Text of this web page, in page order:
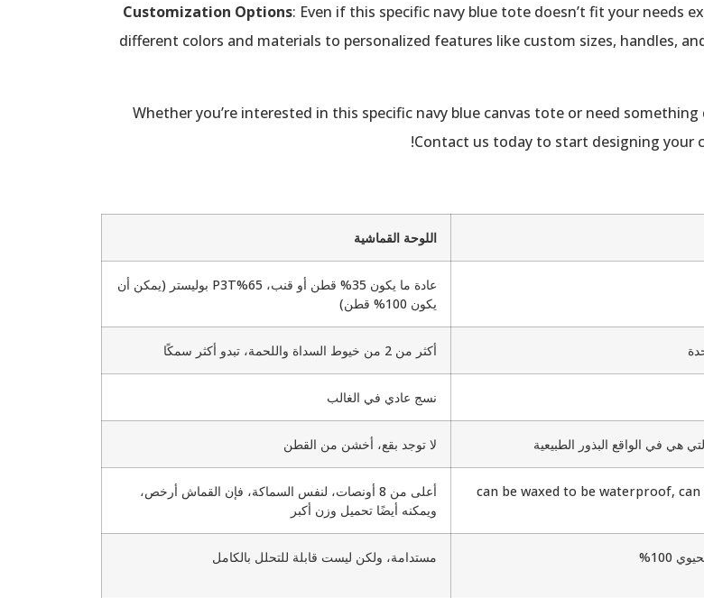
Customization Options: Even if this specific navy blue tote doesn’t fit your needs
different colors and materials to personalized features like custom sizes, handles,
: Whether you’re interested in this specific navy blue canvas tote or need
Contact us today to start designing your
اللوحة القماشية
عادة ما يكون 35% قطن أو قنب، 65%P3T بوليستر (يمكن أن
يكون 100% قطن)
أكثر من 2 من خيوط السداة واللحمة، تبدو أكثر سمكًا
نسج عادي في الغالب
هي في الواقع البذور الطبيعية لا توجد بقع، أخشن من القطن
can be waxed to be waterproof,
أعلى من 8 أونصات، لنفس السماكة، فإن القماش أرخص،
ويمكنه أيضًا تحميل وزن أكبر
100% مستدامة، ولكن ليست قابلة للتحلل بالكامل